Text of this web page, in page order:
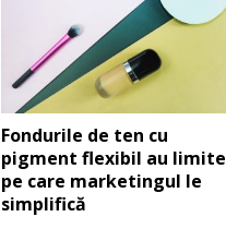
Fondurile de ten cu
pigment flexibil au limite
pe care marketingul le
simplifică